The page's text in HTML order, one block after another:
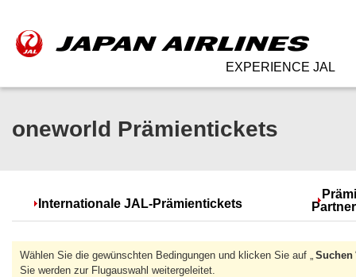
EXPERIENCE JAL
oneworld Prämientickets
Internationale JAL-Prämientickets
Wählen Sie die gewünschten Bedingungen und klicken Sie auf „ Suchen
Sie werden zur Flugauswahl weitergeleitet.